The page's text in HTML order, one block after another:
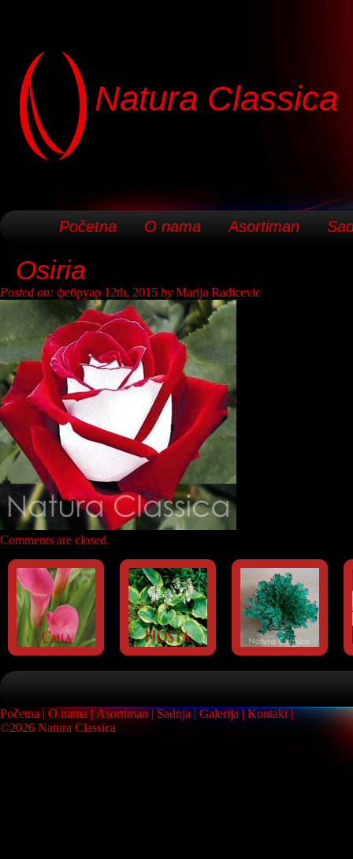
Natura Classica
Početna O nama Asortiman
Osiria
Posted on: фебруар 12th, 2015 by Marija Radicevic
Comments are closed.
Početna O nama Asortiman Sadnja Galerija
Kontakt
©2026 Natura Classica